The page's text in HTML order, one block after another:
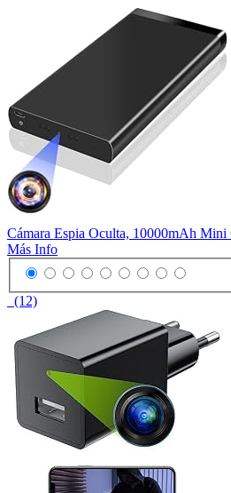
Cámara Espia Oculta, 10000mAh
Más Info
(12)